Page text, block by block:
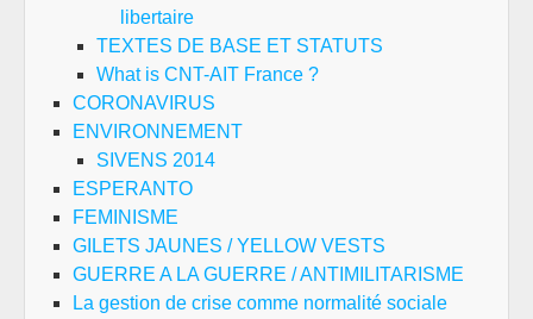
libertaire
TEXTES DE BASE ET STATUTS
What is CNT-AIT France ?
CORONAVIRUS
ENVIRONNEMENT
SIVENS 2014
ESPERANTO
FEMINISME
GILETS JAUNES / YELLOW VESTS
GUERRE A LA GUERRE / ANTIMILITARISME
La gestion de crise comme normalité sociale